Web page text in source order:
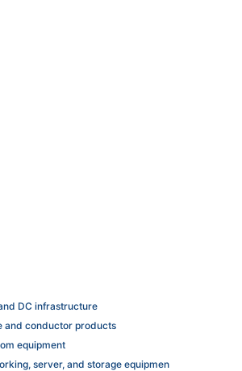
DC infrastructure
and conductor products
equipment
server, and storage equipmen